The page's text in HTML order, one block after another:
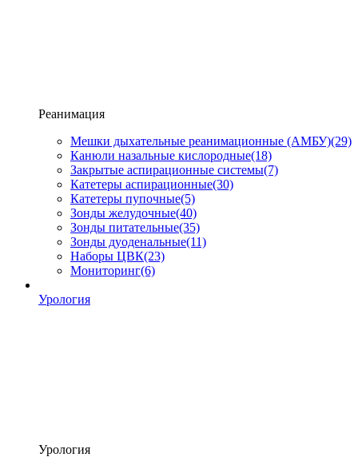
Реанимация
Мешки дыхательные реанимационные (АМБУ)(29)
Канюли назальные кислородные(18)
Закрытые аспирационные системы(7)
Катетеры аспирационные(30)
Катетеры пупочные(5)
Зонды желудочные(40)
Зонды питательные(35)
Зонды дуоденальные(11)
Наборы ЦВК(23)
Мониторинг(6)
Урология
Урология